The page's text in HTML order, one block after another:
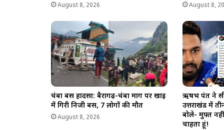
August 8, 2026 August 8,
चंबा बस हादसा: बैरागढ़-चंबा मार्ग पर खाई
में गिरी निजी बस, 7 लोगों की मौत
August 8, 2026
ऋषभ पंत ने
उत्तराखंड में
बोले- मुफ्त
चाहता हूं!